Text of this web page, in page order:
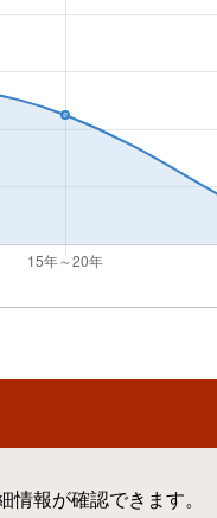
報が確認できます。